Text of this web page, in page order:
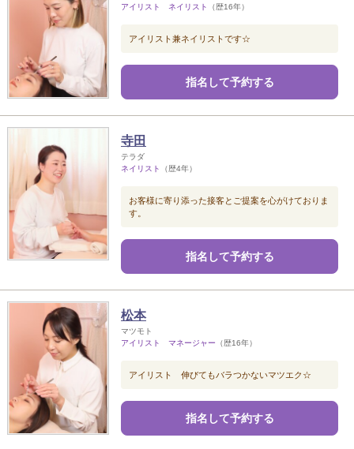
アイリスト ネイリスト
（歴16年）
アイリスト兼ネイリストです☆
指名して予約する
寺田
テラダ
ネイリスト
（歴4年）
お客様に寄り添った接客とご提案を心がけておりま
す。
指名して予約する
松本
マツモト
アイリスト マネージャー （歴16年）
アイリスト 伸びてもバラつかないマツエク☆
指名して予約する